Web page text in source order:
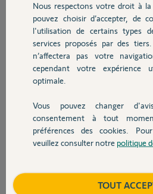
Chauffage
Autres produits
Devis avec un pro
Contact
Participer au fil
Réponses
Est-ce que le moteur grogne quand vous
télécommande ?
Bonne journée !
Nous respectons votre droit à
pouvez choisir d’accepter, de
l'utilisation de certains types
services proposés par des
n’affectera pas votre
cependant votre expérience
optimale.
Vous pouvez changer
consentement à tout
préférences des cookies.
veuillez consulter notre politique
TOUT